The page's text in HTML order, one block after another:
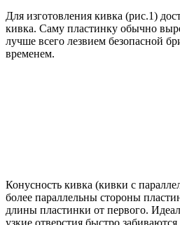
Для изготовления кивка (рис.1)
кивка. Саму пластинку обычно
лучше всего лезвием безопасной
временем.
Конусность кивка (кивки с
более параллельны стороны
длины пластинки от первого.
узкие отверстия быстро